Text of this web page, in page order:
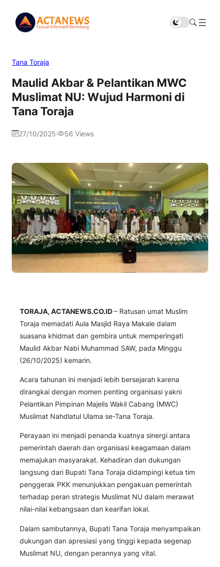
Tana Toraja
Maulid Akbar & Pelantikan MWC
Muslimat NU: Wujud Harmoni di
Tana Toraja
27/10/2025 56 Views
TORAJA, ACTANEWS.CO.ID– Ratusan umat Muslim
Toraja memadati Aula Masjid Raya Makale dalam
suasana khidmat dan gembira untuk memperingati
Maulid Akbar Nabi Muhammad SAW, pada Minggu
(26/10/2025) kemarin.
Acara tahunan ini menjadi lebih bersejarah karena
dirangkai dengan momen penting organisasi yakni
Pelantikan Pimpinan Majelis Wakil Cabang (MWC)
Muslimat Nahdlatul Ulama se-Tana Toraja.
Perayaan ini menjadi penanda kuatnya sinergi antara
pemerintah daerah dan organisasi keagamaan dalam
memajukan masyarakat. Kehadiran dan dukungan
langsung dari Bupati Tana Toraja didampingi ketua tim
penggerak PKK menunjukkan pengakuan pemerintah
terhadap peran strategis Muslimat NU dalam merawat
nilai-nilai kebangsaan dan kearifan lokal.
Dalam sambutannya, Bupati Tana Toraja menyampaikan
dukungan dan apresiasi yang tinggi kepada segenap
Muslimat NU, dengan perannya yang vital.